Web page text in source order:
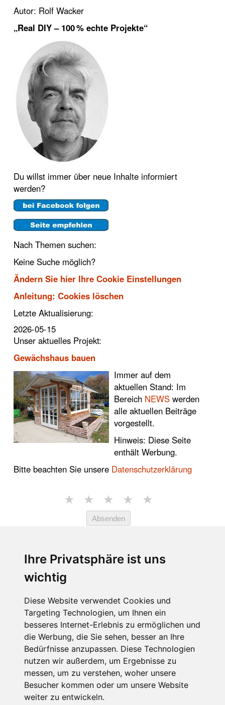
Ihre Privatsphäre ist uns
wichtig
Diese Website verwendet Cookies und
Targeting Technologien, um Ihnen ein
besseres Internet-Erlebnis zu ermöglichen und
die Werbung, die Sie sehen, besser an Ihre
Bedürfnisse anzupassen. Diese Technologien
nutzen wir außerdem, um Ergebnisse zu
messen, um zu verstehen, woher unsere
Besucher kommen oder um unsere Website
weiter zu entwickeln.
Autor: Rolf Wacker
„Real DIY – 100 % echte Projekte“
Du willst immer über neue Inhalte informiert
werden?
Nach Themen suchen:
Keine Suche möglich?
Ändern Sie hier Ihre Cookie Einstellungen
Anleitung: Cookies löschen
Letzte Aktualisierung:
2026-05-15
Unser aktuelles Projekt:
Gewächshaus bauen
Immer auf dem
aktuellen Stand: Im
Bereich NEWS werden
alle aktuellen Beiträge
vorgestellt.
Hinweis: Diese Seite
enthält Werbung.
Bitte beachten Sie unsere Datenschutzerklärung
★ ★ ★ ★ ★
Absenden
4.7 von 5 Sternen (1765
Bewertungen)
EMPFEHLUNGEN:
LINKS:
Impressum
Rolf Wacker